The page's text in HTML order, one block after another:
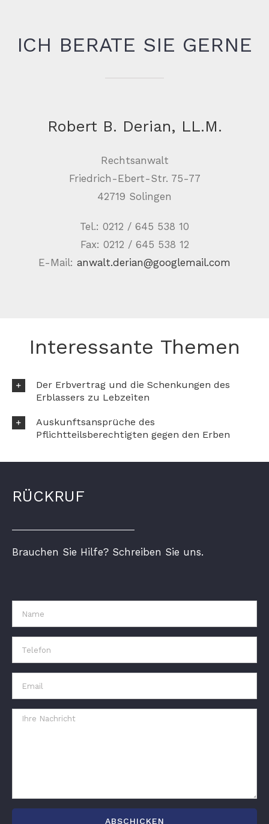
ICH BERATE SIE GERNE
Robert B. Derian, LL.M.
Rechtsanwalt
Friedrich-Ebert-Str. 75-77
42719 Solingen
Tel.: 0212 / 645 538 10
Fax: 0212 / 645 538 12
E-Mail: anwalt.derian@googlemail.com
Interessante Themen
Der Erbvertrag und die Schenkungen des
Erblassers zu Lebzeiten
Auskunftsansprüche des
Pflichtteilsberechtigten gegen den Erben
RÜCKRUF
Brauchen Sie Hilfe? Schreiben Sie uns.